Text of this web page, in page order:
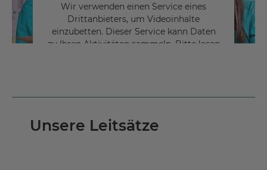
Wir verwenden einen Service eines
Drittanbieters, um Videoinhalte
einzubetten. Dieser Service kann Daten
zu Ihren Aktivitäten sammeln. Bitte lesen
Mehr
Informationen
Unsere Leitsätze